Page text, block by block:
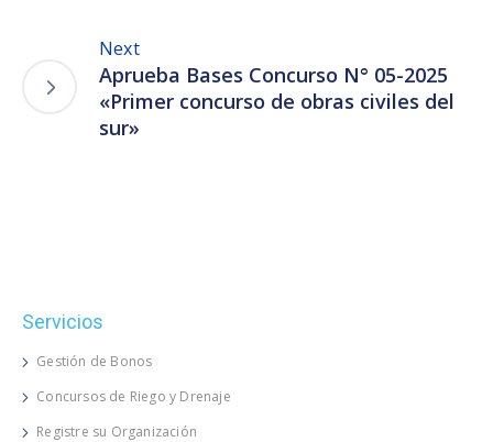
Next
Aprueba Bases Concurso N° 05-2025
«Primer concurso de obras civiles del
sur»
Servicios
Gestión de Bonos
Concursos de Riego y Drenaje
Registre su Organización